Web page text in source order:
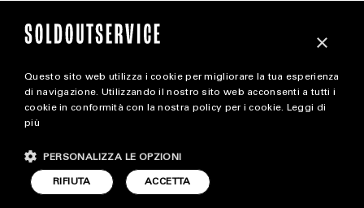
magazine
STYLE
FOOTWEAR
#SHREK SOLDOUTSERVICE
×
Questo sito web utilizza i cookie per migliorare la tua esperienza
di navigazione. Utilizzando il nostro sito web acconsenti a tutti i
cookie in conformità con la nostra policy per i cookie. Leggi di
più
ACCETTA
RIFIUTA
PERSONALIZZA LE OPZIONI